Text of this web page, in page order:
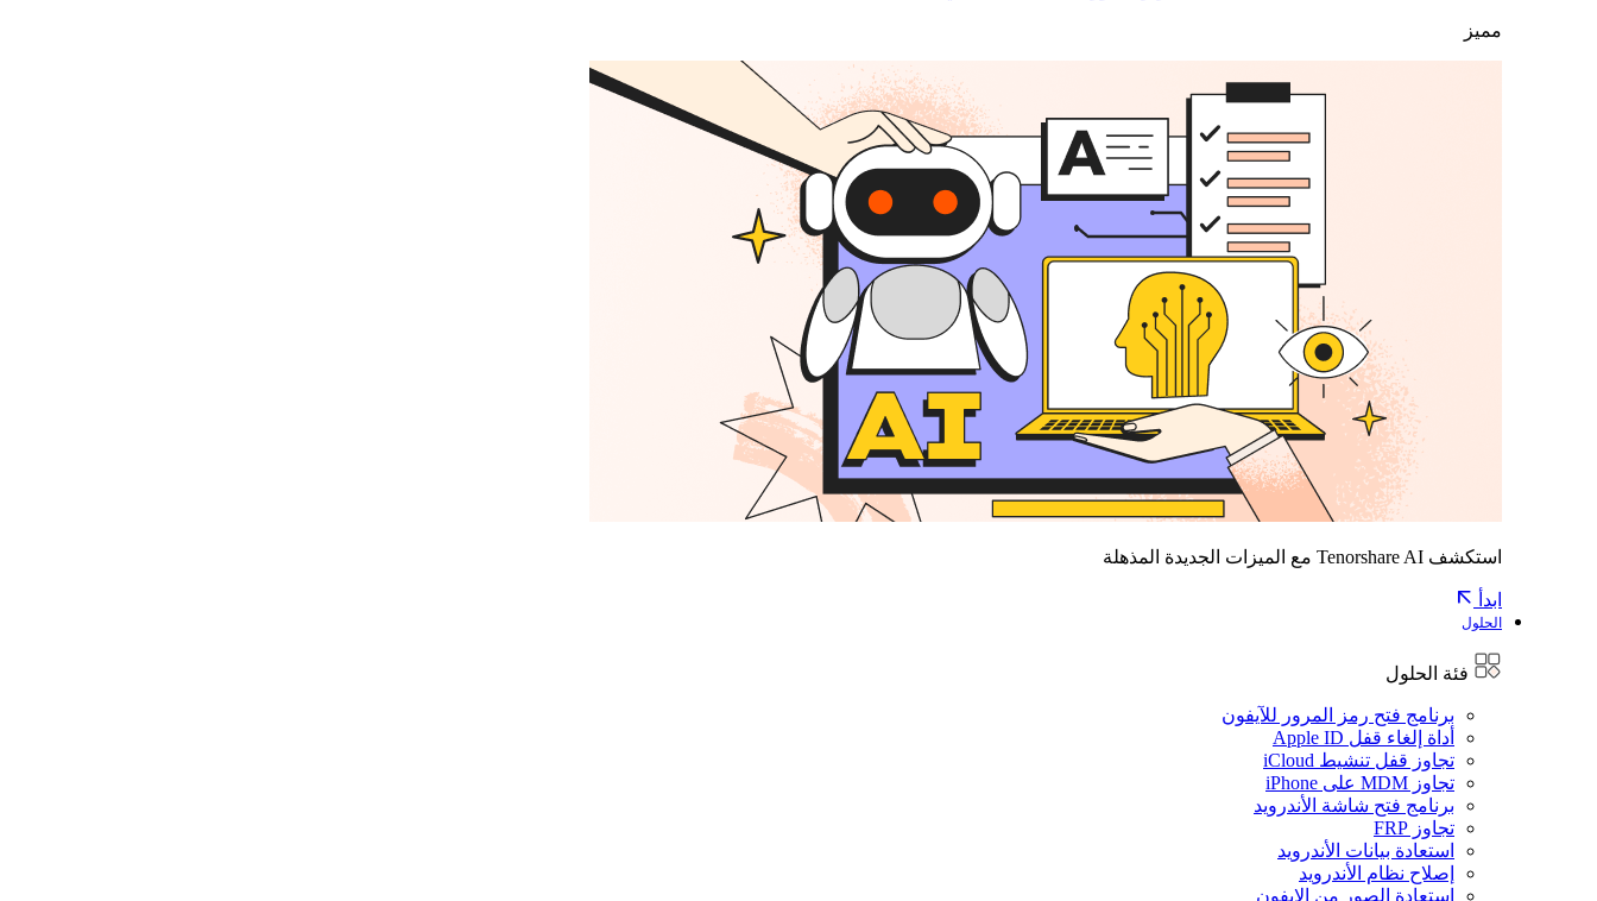
مميز
استكشف Tenorshare AI مع الميزات الجديدة المذهلة
ابدأ
الحلول
فئة الحلول
برنامج فتح رمز المرور للآيفون
أداة إلغاء قفل Apple ID
تجاوز قفل تنشيط iCloud
تجاوز MDM على iPhone
برنامج فتح شاشة الأندرويد
تجاوز FRP
استعادة بيانات الأندرويد
إصلاح نظام الأندرويد
استعادة الصور من الايفون